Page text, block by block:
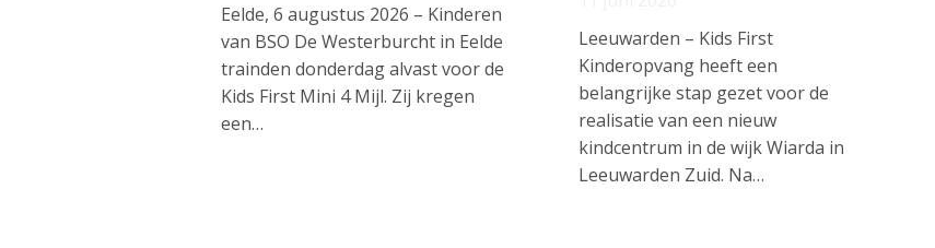
Eelde, 6 augustus 2026 – Kinderen
van BSO De Westerburcht in Eelde
trainden donderdag alvast voor de
Kids First Mini 4 Mijl. Zij kregen
een…
Leeuwarden – Kids First
Kinderopvang heeft een
belangrijke stap gezet voor de
realisatie van een nieuw
kindcentrum in de wijk Wiarda in
Leeuwarden Zuid. Na…